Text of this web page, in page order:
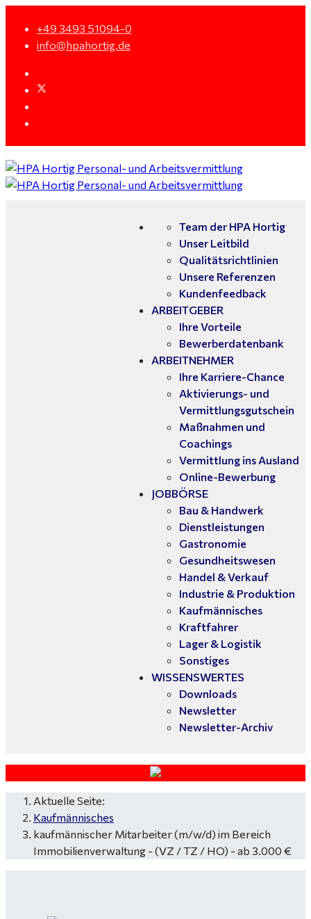
+49 3493 51094-0
info@hpahortig.de
Team der HPA Hortig
Unser Leitbild
Qualitätsrichtlinien
Unsere Referenzen
Kundenfeedback
ARBEITGEBER
Ihre Vorteile
Bewerberdatenbank
ARBEITNEHMER
Ihre Karriere-Chance
Aktivierungs- und
Vermittlungsgutschein
Maßnahmen und
Coachings
Vermittlung ins Ausland
Online-Bewerbung
JOBBÖRSE
Bau & Handwerk
Dienstleistungen
Gastronomie
Gesundheitswesen
Handel & Verkauf
Industrie & Produktion
Kaufmännisches
Kraftfahrer
Lager & Logistik
Sonstiges
WISSENSWERTES
Downloads
Newsletter
Newsletter-Archiv
Aktuelle Seite:
Kaufmännisches
kaufmännischer Mitarbeiter (m/w/d) im Bereich
Immobilienverwaltung - (VZ / TZ / HO) - ab 3.000 €